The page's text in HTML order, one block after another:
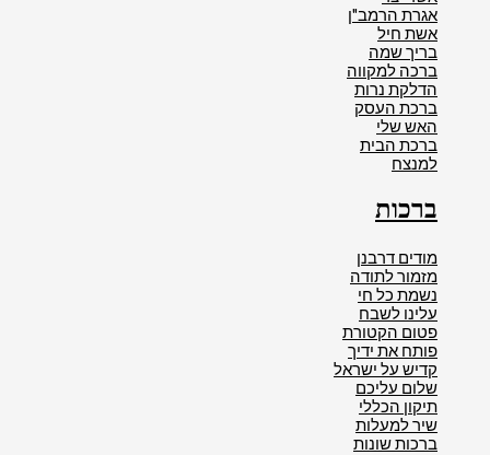
אגרת הרמב"ן
אשת חיל
בריך שמה
ברכה למקווה
הדלקת נרות
ברכת העסק
האש שלי
ברכת הבית
למנצח
ברכות
מודים דרבנן
מזמור לתודה
נשמת כל חי
עלינו לשבח
פטום הקטורת
פותח את ידיך
קדיש על ישראל
שלום עליכם
תיקון הכללי
שיר למעלות
ברכות שונות